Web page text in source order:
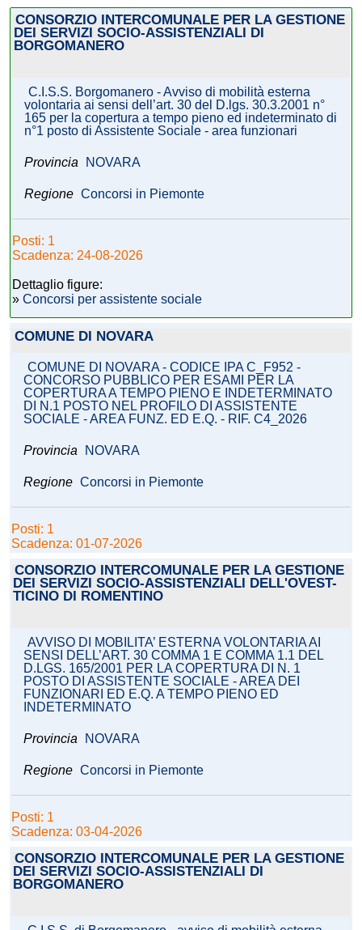
CONSORZIO INTERCOMUNALE PER LA GESTIONE
DEI SERVIZI SOCIO-ASSISTENZIALI DI
BORGOMANERO
C.I.S.S. Borgomanero - Avviso di mobilità esterna
volontaria ai sensi dell’art. 30 del D.lgs. 30.3.2001 n°
165 per la copertura a tempo pieno ed indeterminato di
n°1 posto di Assistente Sociale - area funzionari
Provincia NOVARA
Regione Concorsi in Piemonte
Posti: 1
Scadenza: 24-08-2026
Dettaglio figure:
» Concorsi per assistente sociale
COMUNE DI NOVARA
COMUNE DI NOVARA - CODICE IPA C_F952 -
CONCORSO PUBBLICO PER ESAMI PER LA
COPERTURA A TEMPO PIENO E INDETERMINATO
DI N.1 POSTO NEL PROFILO DI ASSISTENTE
SOCIALE - AREA FUNZ. ED E.Q. - RIF. C4_2026
Provincia NOVARA
Regione Concorsi in Piemonte
Posti: 1
Scadenza: 01-07-2026
CONSORZIO INTERCOMUNALE PER LA GESTIONE
DEI SERVIZI SOCIO-ASSISTENZIALI DELL'OVEST-
TICINO DI ROMENTINO
AVVISO DI MOBILITA’ ESTERNA VOLONTARIA AI
SENSI DELL’ART. 30 COMMA 1 E COMMA 1.1 DEL
D.LGS. 165/2001 PER LA COPERTURA DI N. 1
POSTO DI ASSISTENTE SOCIALE - AREA DEI
FUNZIONARI ED E.Q. A TEMPO PIENO ED
INDETERMINATO
Provincia NOVARA
Regione Concorsi in Piemonte
Posti: 1
Scadenza: 03-04-2026
CONSORZIO INTERCOMUNALE PER LA GESTIONE
DEI SERVIZI SOCIO-ASSISTENZIALI DI
BORGOMANERO